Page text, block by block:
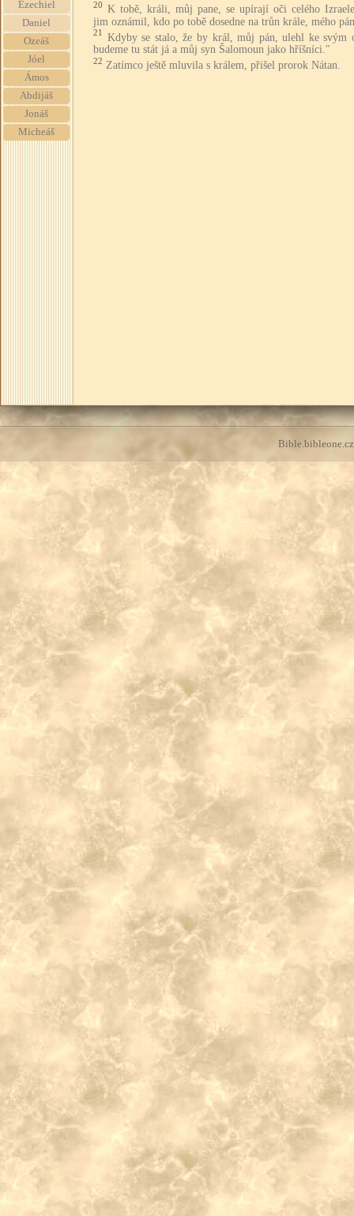
Ezechiel
Daniel
Ozeáš
Jóel
Ámos
Abdijáš
Jonáš
Micheáš
20 K tobě, králi, můj pane, se upírají oči celého
jim oznámil, kdo po tobě dosedne na trůn krále, mého
21 Kdyby se stalo, že by král, můj pán, ulehl ke svým
budeme tu stát já a můj syn Šalomoun jako hříšníci."
22 Zatímco ještě mluvila s králem, přišel prorok Nátan.